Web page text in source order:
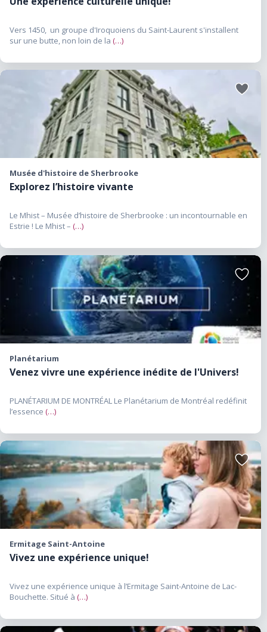
Vers 1450, un groupe d'Iroquoiens du Saint-Laurent s'installent
sur une butte, non loin de la (…)
Ajouter
Musée d'histoire de Sherbrooke
Explorez l’histoire vivante
Le Mhist – Musée d’histoire de Sherbrooke : un incontournable en
Estrie ! Le Mhist – (…)
Ajouter
aux
favoris
Planétarium
Venez vivre une expérience inédite de l'Univers!
PLANÉTARIUM DE MONTRÉAL Le Planétarium de Montréal redéfinit
l’essence (…)
Ajouter
aux
favoris
Ermitage Saint-Antoine
Vivez une expérience unique!
Vivez une expérience unique à l’Ermitage Saint-Antoine de Lac-
Bouchette. Situé à (…)